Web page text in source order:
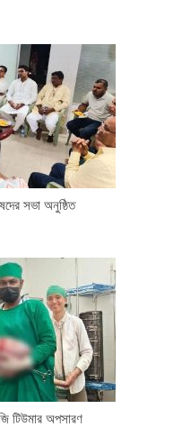
সভা অনুষ্ঠিত
টিউমার অপসারণ